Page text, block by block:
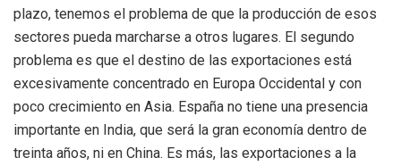
plazo, tenemos el problema de que la producción de esos
sectores pueda marcharse a otros lugares. El segundo
problema es que el destino de las exportaciones está
excesivamente concentrado en Europa Occidental y con
poco crecimiento en Asia. España no tiene una presencia
importante en India, que será la gran economía dentro de
treinta años, ni en China. Es más, las exportaciones a la